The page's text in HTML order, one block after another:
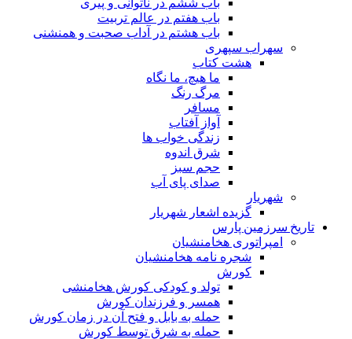
باب ششم در ناتوانى و پیرى
باب هفتم در عالم تربیت
باب هشتم در آداب صحبت و همنشنى
سهراب سپهری
هشت کتاب
ما هیچ، ما نگاه
مرگ رنگ
مسافر
آواز آفتاب
زندگی خواب ها
شرق اندوه
حجم سبز
صدای پای آب
شهریار
گزیده اشعار شهریار
تاریخ سرزمین پارس
امپراتوری هخامنشیان
شجره نامه هخامنشیان
کورش
تولد و کودکی کورش هخامنشی
همسر و فرزندان کورش
حمله به بابل و فتح آن در زمان کورش
حمله به شرق توسط کورش